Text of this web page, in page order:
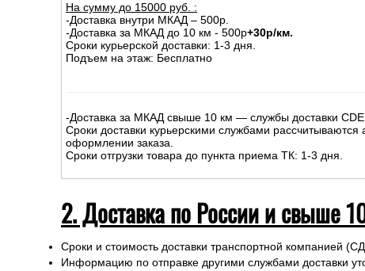
На сумму до 15000 руб. :
-Доставка внутри МКАД – 500р.
-Доставка за МКАД до 10 км - 500р+30р/км.
Сроки курьерской доставки: 1-3 дня.
Подъем на этаж: Бесплатно
-Доставка за МКАД свыше 10 км — службы доставки
Сроки доставки курьерскими службами рассчитываются
оформлении заказа.
Сроки отгрузки товара до пункта приема ТК: 1-3 дня.
2. Доставка по России и свыше
Сроки и стоимость доставки транспортной компанией
Информацию по отправке другими службами доставки